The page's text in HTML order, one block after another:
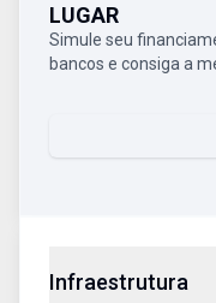
LUGAR
Simule seu
bancos e consiga a
Infraestrutura